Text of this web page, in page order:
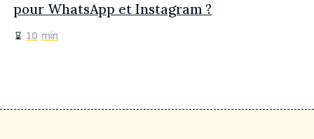
pour WhatsApp et Instagram ?
10 min